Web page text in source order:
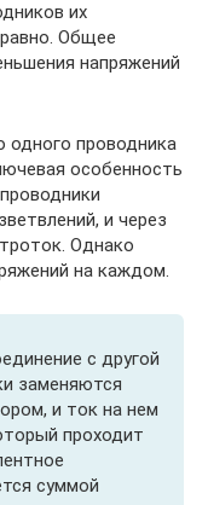
их
Общее
напряжений
одного проводника
особенность
и через
Однако
на каждом.
с другой
заменяются
и ток на нем
проходит
суммой